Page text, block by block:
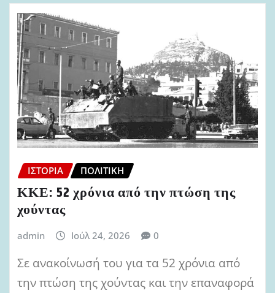
ΙΣΤΟΡΊΑ ΠΟΛΙΤΙΚΉ
ΚΚΕ: 52 χρόνια από την πτώση της
χούντας
admin Ιούλ 24, 2026 0
Σε ανακοίνωσή του για τα 52 χρόνια από
την πτώση της χούντας και την επαναφορά